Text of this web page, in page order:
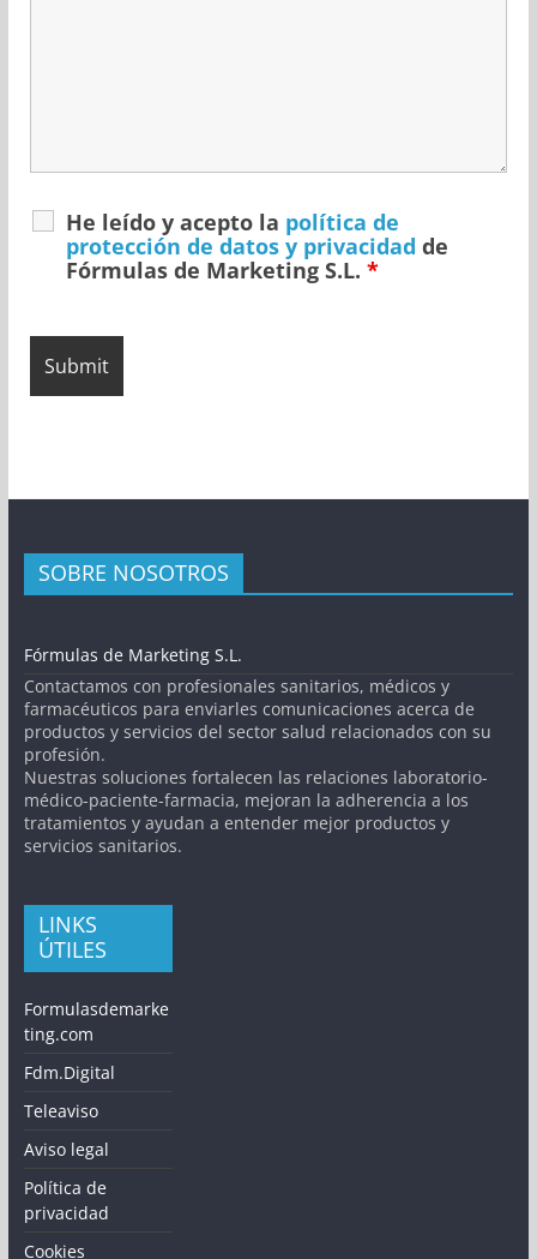
He leído y acepto la política de
protección de datos y privacidad de
Fórmulas de Marketing S.L. *
SOBRE NOSOTROS
Fórmulas de Marketing S.L.
Contactamos con profesionales sanitarios, médicos y
farmacéuticos para enviarles comunicaciones acerca de
productos y servicios del sector salud relacionados con su
profesión.
Nuestras soluciones fortalecen las relaciones laboratorio-
médico-paciente-farmacia, mejoran la adherencia a los
tratamientos y ayudan a entender mejor productos y
servicios sanitarios.
LINKS
ÚTILES
Formulasdemarke
ting.com
Fdm.Digital
Teleaviso
Aviso legal
Política de
privacidad
Cookies